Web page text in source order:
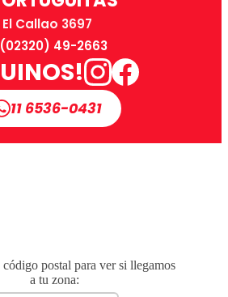
El Callao 3697
(02320) 49-2663
11 6536-0431
código postal para ver si llegamos
a tu zona: